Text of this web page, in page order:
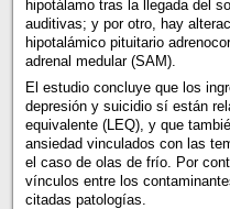
hipotálamo tras la llegada del
auditivas; y por otro, hay
hipotalámico pituitario
adrenal medular (SAM).
El estudio concluye que los
depresión y suicidio sí están
equivalente (LEQ), y que
ansiedad vinculados con las
el caso de olas de frío. Por
vínculos entre los
citadas patologías.